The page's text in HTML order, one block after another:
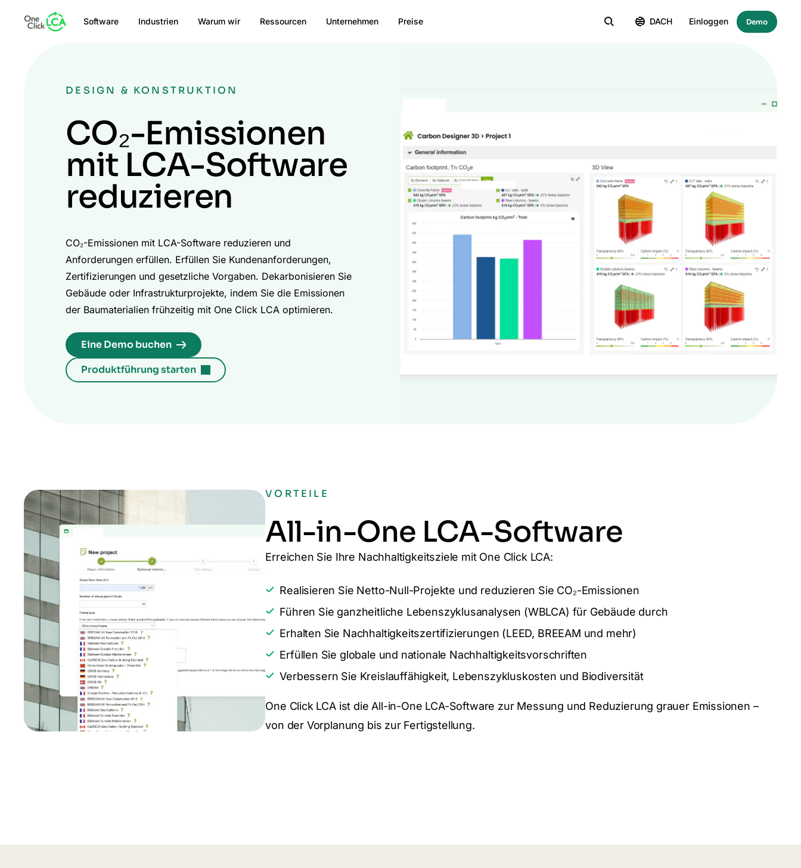
Software Industrien Warum wir Ressourcen Unternehmen Preise DACH Einloggen Demo
DESIGN & KONSTRUKTION
CO₂-Emissionen
mit LCA-Software
reduzieren
CO₂-Emissionen mit LCA-Software reduzieren und
Anforderungen erfüllen. Erfüllen Sie Kundenanforderungen,
Zertifizierungen und gesetzliche Vorgaben. Dekarbonisieren Sie
Gebäude oder Infrastrukturprojekte, indem Sie die Emissionen
der Baumaterialien frühzeitig mit One Click LCA optimieren.
Eine Demo buchen
Produktführung starten
VORTEILE
All-in-One LCA-Software
Erreichen Sie Ihre Nachhaltigkeitsziele mit One Click LCA:
Realisieren Sie Netto-Null-Projekte und reduzieren Sie CO₂-Emissionen
Führen Sie ganzheitliche Lebenszyklusanalysen (WBLCA) für Gebäude durch
Erhalten Sie Nachhaltigkeitszertifizierungen (LEED, BREEAM und mehr)
Erfüllen Sie globale und nationale Nachhaltigkeitsvorschriften
Verbessern Sie Kreislauffähigkeit, Lebenszykluskosten und Biodiversität
One Click LCA ist die All-in-One LCA-Software zur Messung und Reduzierung grauer Emissionen –
von der Vorplanung bis zur Fertigstellung.